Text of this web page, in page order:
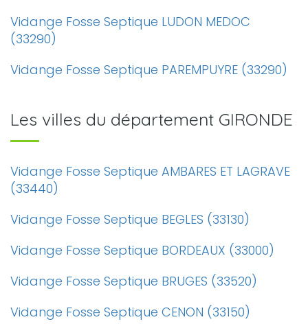
Vidange Fosse Septique LUDON MEDOC
(33290)
Vidange Fosse Septique PAREMPUYRE (33290)
Les villes du département GIRONDE
Vidange Fosse Septique AMBARES ET LAGRAVE
(33440)
Vidange Fosse Septique BEGLES (33130)
Vidange Fosse Septique BORDEAUX (33000)
Vidange Fosse Septique BRUGES (33520)
Vidange Fosse Septique CENON (33150)